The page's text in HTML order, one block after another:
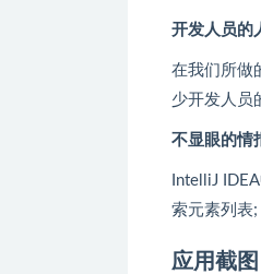
开发人员的
在我们所做
少开发人员
不显眼的情
IntelliJ
索元素列表;
应用截图